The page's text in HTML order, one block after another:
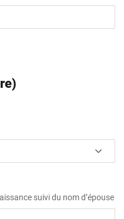
suivi du nom d’épouse